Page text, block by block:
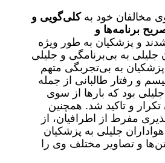
مخالفان خود بهکلی‌گویی و
برنامه‌ها و
و پزشکیان به طور ویژه
به بی‌برنامگی و جلیلی
به بی‌تجربگی متهم
و رفتار طالبانی از جمله
بود که بارها از سوی
تکرار و تاکید شد. همچنین
مفرط از اطرافیان، از
جلیلی به پزشکیان
و تصاویر مختلف وی را